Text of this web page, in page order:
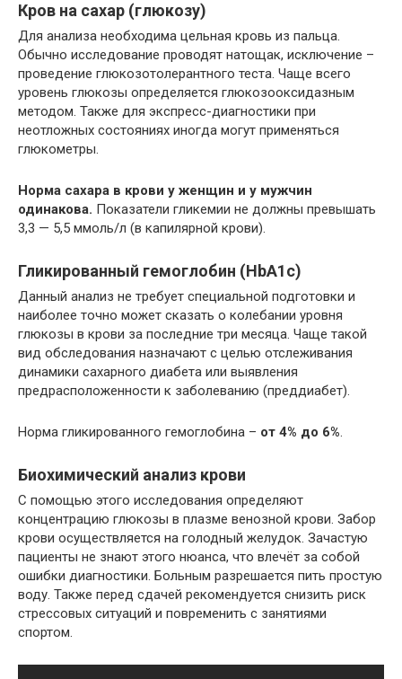
Кров на сахар (глюкозу)
Для анализа необходима цельная кровь из пальца.
Обычно исследование проводят натощак, исключение –
проведение глюкозотолерантного теста. Чаще всего
уровень глюкозы определяется глюкозооксидазным
методом. Также для экспресс-диагностики при
неотложных состояниях иногда могут применяться
глюкометры.
Норма сахара в крови у женщин и у мужчин
одинакова. Показатели гликемии не должны превышать
3,3 — 5,5 ммоль/л (в капилярной крови).
Гликированный гемоглобин (HbA1c)
Данный анализ не требует специальной подготовки и
наиболее точно может сказать о колебании уровня
глюкозы в крови за последние три месяца. Чаще такой
вид обследования назначают с целью отслеживания
динамики сахарного диабета или выявления
предрасположенности к заболеванию (преддиабет).
Норма гликированного гемоглобина – от 4% до 6%.
Биохимический анализ крови
С помощью этого исследования определяют
концентрацию глюкозы в плазме венозной крови. Забор
крови осуществляется на голодный желудок. Зачастую
пациенты не знают этого нюанса, что влечёт за собой
ошибки диагностики. Больным разрешается пить простую
воду. Также перед сдачей рекомендуется снизить риск
стрессовых ситуаций и повременить с занятиями
спортом.